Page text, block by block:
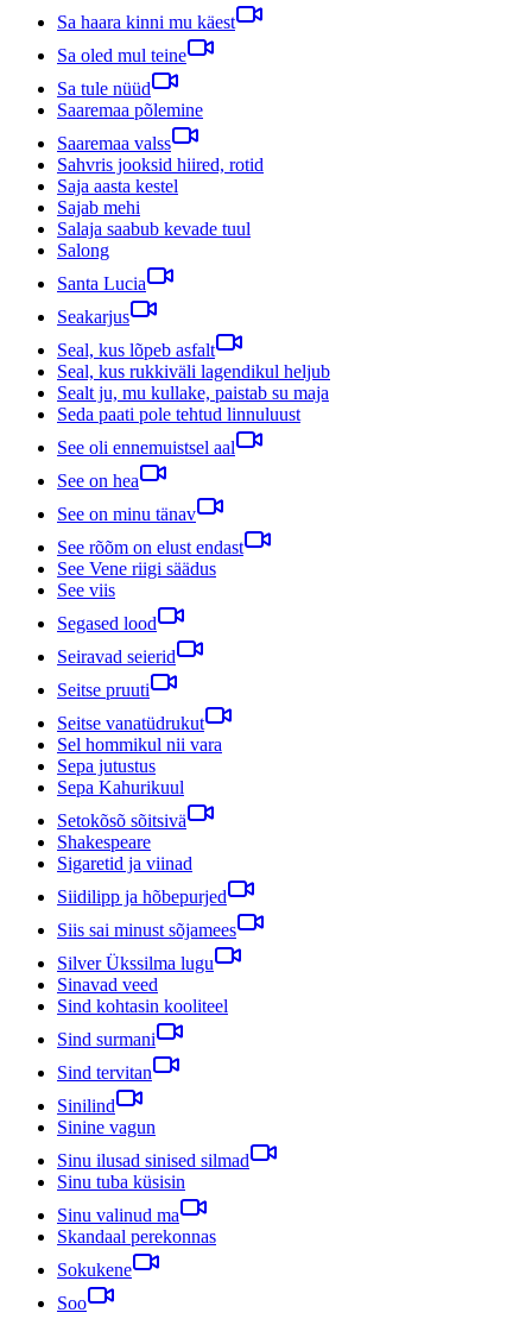
Sa haara kinni mu käest
Sa oled mul teine
Sa tule nüüd
Saaremaa põlemine
Saaremaa valss
Sahvris jooksid hiired, rotid
Saja aasta kestel
Sajab mehi
Salaja saabub kevade tuul
Salong
Santa Lucia
Seakarjus
Seal, kus lõpeb asfalt
Seal, kus rukkiväli lagendikul heljub
Sealt ju, mu kullake, paistab su maja
Seda paati pole tehtud linnuluust
See oli ennemuistsel aal
See on hea
See on minu tänav
See rõõm on elust endast
See Vene riigi säädus
See viis
Segased lood
Seiravad seierid
Seitse pruuti
Seitse vanatüdrukut
Sel hommikul nii vara
Sepa jutustus
Sepa Kahurikuul
Setokõsõ sõitsivä
Shakespeare
Sigaretid ja viinad
Siidilipp ja hõbepurjed
Siis sai minust sõjamees
Silver Ükssilma lugu
Sinavad veed
Sind kohtasin kooliteel
Sind surmani
Sind tervitan
Sinilind
Sinine vagun
Sinu ilusad sinised silmad
Sinu tuba küsisin
Sinu valinud ma
Skandaal perekonnas
Sokukene
Soo